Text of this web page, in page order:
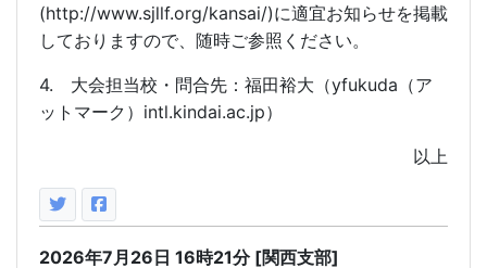
(http://www.sjllf.org/kansai/)に適宜お知らせを掲載
しておりますので、随時ご参照ください。
4. 大会担当校・問合先：福田裕大（yfukuda （ア
ットマーク） intl.kindai.ac.jp）
以上
2026年7月26日 16時21分 [関西支部]